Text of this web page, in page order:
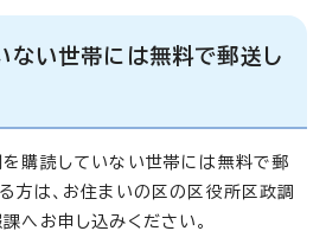
ない世帯には無料で郵送し
を購読していない世帯には無料で郵
方は、お住まいの区の区役所区政調
へお申し込みください。